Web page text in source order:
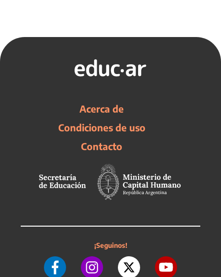
Acerca de
Condiciones de uso
Contacto
¡Seguinos!